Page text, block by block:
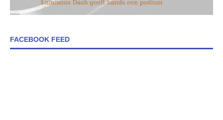
FACEBOOK FEED